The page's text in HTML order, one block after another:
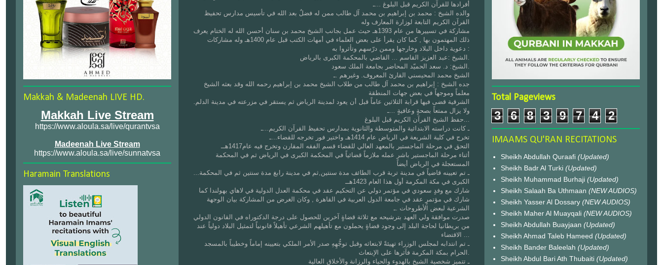
أفرادها للقرآن الكريم قبل البلوغ ...ـ
والده الشيخ : محمد بن إبراهيم بن محمد آل طالب ممن له فضلٌ بعد الله في تأسيس مدارس تحفيظ
القرآن الكريم التابعة لوزارة المعارف وله
مشاركة في تسييرها من عام 1393هـ حيث عمل بجانب الشيخ محمد بن سنان أحسن الله له الختام يعرف
ذلك المهتمون بها , كما كان يقرأ على بعض العلماء في أمهات الكتب قبل عام 1400هـ وله مشاركات
دعوية داخل البلاد وخارجها وممن درّسهم وتأثروا به :
الشيخ :عبد العزيز القاسم ... القاضي بالمحكمة الكبرى بالرياض.
الشيخ: د. سعد الحميّد المحاضر بجامعة الملك سعود.
الشيخ محمد المحيسني القارئ المعروف. وغيرهم .ـ
جده الشيخ : إبراهيم بن محمد آل طالب من طلاب الشيخ محمد بن إبراهيم رحمه الله وقد بعثه الشيخ
معلماً وموجهاً في بعض جهات المنطقة
الشرقية قضى فيها قرابة الثلاثين عاماً قبل أن يعود لمدينة الرياض ثم يستقر في مزرعته في مدينة الدلم.
ولا يزال ممتعاً بصحةٍ وعافيةٍ ...ـ
حفظ الشيخ القرآن الكريم قبل البلوغ...
ـ كانت دراسته الابتدائية والمتوسطة والثانوية بمدارس تحفيظ القرآن الكريم...ـ
تخرج في كلية الشريعة في الرياض عام 1414هـ واختير فور تخرجه للقضاء...ـ
التحق في مرحلة الماجستير بالمعهد العالي للقضاء قسم الفقه المقارن وتخرج فيه عام1417هــ
أثناء مرحلة الماجستير باشر عمله ملازماً قضائياً في المحكمة الكبرى في الرياض ثم في المحكمة
المستعجلة في الرياض أيضاً
...ـ تم تعيينه قاضياً في مدينة تربة قرب الطائف مدة سنتين,ثم في مدينة رابغ مدة سنتين ثم في المحكمة
الكبرى في مكة المكرمة أول هذا العام 1423هــ
شارك مع وفدٍ سعودي في مؤتمر دولي عن التحكيم عقد في محكمة العدل الدولية في لاهاي بهولندا كما
شارك في مؤتمرٍ عقد في جامعة الدول العربية في القاهرة , وكان الغرض من المشاركة بيان الوجهة
الشرعية لبعض الأطروحات .ـ
صدرت موافقة ولي العهد بترشيحه مع ثلاثة قضاةٍ آخرين للحصول على درجة الدكتوراه في القانون الدولي
من بريطانيا لحاجة البلد إلى وجود قضاةٍ يحملون مع تأهيلهم الشرعي تأهيلاً قانونياً لتمثيل البلاد دولياً عند
الاقتضاء ...
ـ تم انتدابه لمجلس الوزراء تهيئةً لابتعاثه وقبل توجُّهِهِ صدر الأمر الملكي بتعيينه إماماً وخطيباً بالمسجد
الحرام بمكة المكرمة فآثرها على الإبتعاث.
ـ تتميز شخصية الشيخ بالهدوء والحياء والرزانة والأخلاق العالية
Makkah & Madeenah LIVE HD.
Makkah Live Stream
https://www.aloula.sa/live/qurantvsa
Madeenah Live Stream
https://www.aloula.sa/live/sunnatvsa
Haramain Translations
Total Pageviews
3 6 8 3 9 7 4 2
IMAAMS QU'RAN RECITATIONS
Sheikh Abdullah Quraafi (Updated)
Sheikh Badr Al Turki (Updated)
Sheikh Muhammad Burhaji (Updated)
Sheikh Salaah Ba Uthmaan (NEW AUDIOS)
Sheikh Yasser Al Dossary (NEW AUDIOS)
Sheikh Maher Al Muayqali (NEW AUDIOS)
Sheikh Abdullah Buayjaan (Updated)
Sheikh Ahmad Taleb Hameed (Updated)
Sheikh Bander Baleelah (Updated)
Sheikh Abdul Bari Ath Thubaiti (Updated)